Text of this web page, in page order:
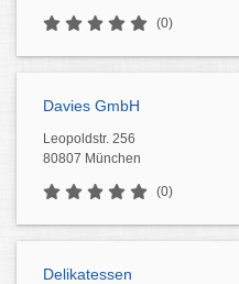
(0)
Davies GmbH
Leopoldstr. 256
80807 München
(0)
Delikatessen